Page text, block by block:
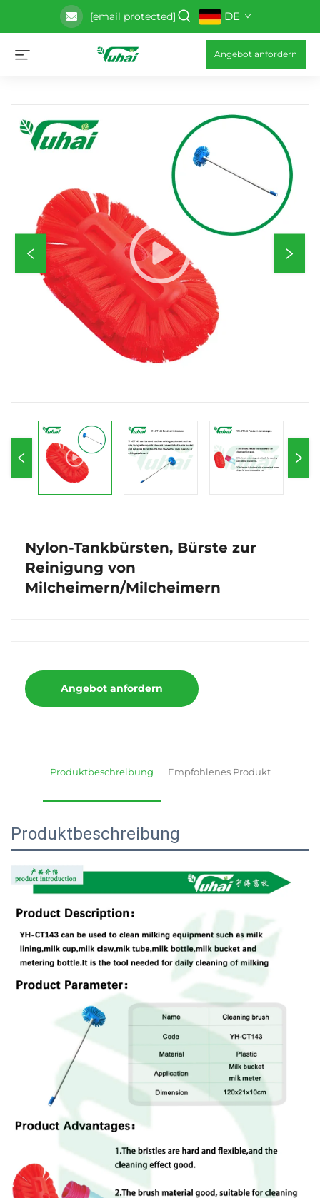
[email protected] DE
Angebot anfordern
Nylon-Tankbürsten, Bürste zur
Reinigung von
Milcheimern/Milcheimern
Angebot anfordern
Produktbeschreibung Empfohlenes Produkt
Produktbeschreibung